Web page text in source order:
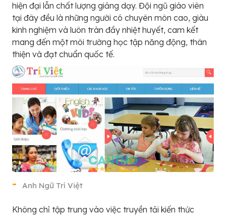
hiện đại lẫn chất lượng giảng dạy. Đội ngũ giáo viên
tại đây đều là những người có chuyên môn cao, giàu
kinh nghiệm và luôn tràn đầy nhiệt huyết, cam kết
mang đến một môi trường học tập năng động, thân
thiện và đạt chuẩn quốc tế.
Anh Ngữ Trí Việt
Không chỉ tập trung vào việc truyền tải kiến thức